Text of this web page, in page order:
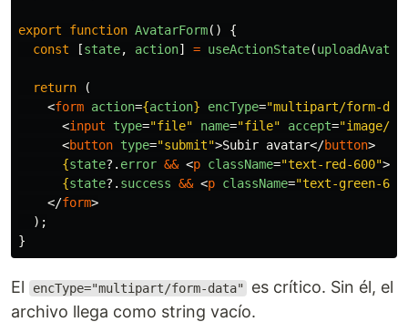
export function AvatarForm()
{
const
[state, action] = useActionState(uploadAvatar
return
(
<form action={action} encType="multipart/form-
<input type="file" name="file" accept="image/*"
<button type="submit">Subir avatar</button>
{state?. error && <p className="text-red-600">
{state?. success && <p className="text-green-
</form>
);
}
El encType="multipart/form-data"
es crítico. Sin él, el
archivo llega como string vacío.